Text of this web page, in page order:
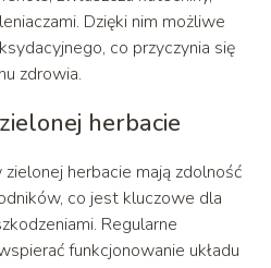
Dzięki nim możliwe
co przyczynia się
zdrowia.
herbacie
herbacie mają zdolność
co jest kluczowe dla
Regularne
funkcjonowanie układu